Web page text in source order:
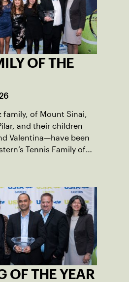
OF THE
family, of Mount Sinai,
and their children
Valentina—have been
Tennis Family of
OF THE YEAR